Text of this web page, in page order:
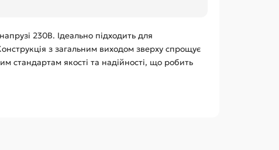
230В. Ідеально підходить для
з загальним виходом зверху спрощує
стандартам якості та надійності, що робить